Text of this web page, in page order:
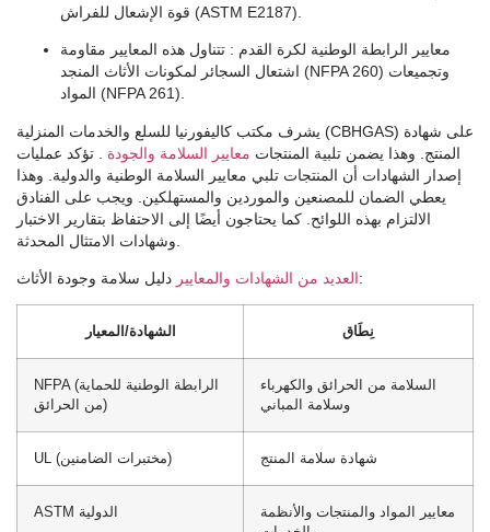
قوة الإشعال للفراش (ASTM E2187).
معايير الرابطة الوطنية لكرة القدم : تتناول هذه المعايير مقاومة
اشتعال السجائر لمكونات الأثاث المنجد (NFPA 260) وتجميعات
المواد (NFPA 261).
يشرف مكتب كاليفورنيا للسلع والخدمات المنزلية (CBHGAS) على شهادة
المنتج. وهذا يضمن تلبية المنتجات معايير السلامة والجودة
. تؤكد عمليات
إصدار الشهادات أن المنتجات تلبي معايير السلامة الوطنية والدولية. وهذا
يعطي الضمان للمصنعين والموردين والمستهلكين. ويجب على الفنادق
الالتزام بهذه اللوائح. كما يحتاجون أيضًا إلى الاحتفاظ بتقارير الاختبار
العديد من الشهادات والمعاييردليل سلامة وجودة الأثاث:
الشهادة/المعيار نِطَاق
NFPA (الرابطة الوطنية للحماية
من الحرائق)
السلامة من الحرائق والكهرباء
وسلامة المباني
UL (مختبرات الضامنين) شهادة سلامة المنتج
معايير المواد والمنتجات والأنظمة